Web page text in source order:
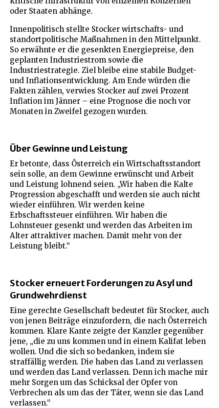
oder Staaten abhänge.
Innenpolitisch stellte Stocker wirtschafts- und
standortpolitische Maßnahmen in den Mittelpunkt.
So erwähnte er die gesenkten Energiepreise, den
geplanten Industriestrom sowie die
Industriestrategie. Ziel bleibe eine stabile Budget-
und Inflationsentwicklung. Am Ende würden die
Fakten zählen, verwies Stocker auf zwei Prozent
Inflation im Jänner – eine Prognose die noch vor
Monaten in Zweifel gezogen wurden.
Über Gewinne und Leistung
Er betonte, dass Österreich ein Wirtschaftsstandort
sein solle, an dem Gewinne erwünscht und Arbeit
und Leistung lohnend seien. „Wir haben die Kalte
Progression abgeschafft und werden sie auch nicht
wieder einführen. Wir werden keine
Erbschaftssteuer einführen. Wir haben die
Lohnsteuer gesenkt und werden das Arbeiten im
Alter attraktiver machen. Damit mehr von der
Leistung bleibt.“
Stocker erneuert Forderungen zu Asyl und
Grundwehrdienst
Eine gerechte Gesellschaft bedeutet für Stocker, auch
von jenen Beiträge einzufordern, die nach Österreich
kommen. Klare Kante zeigte der Kanzler gegenüber
jene, „die zu uns kommen und in einem Kalifat leben
wollen. Und die sich so bedanken, indem sie
straffällig werden. Die haben das Land zu verlassen
und werden das Land verlassen. Denn ich mache mir
mehr Sorgen um das Schicksal der Opfer von
Verbrechen als um das der Täter, wenn sie das Land
verlassen.“